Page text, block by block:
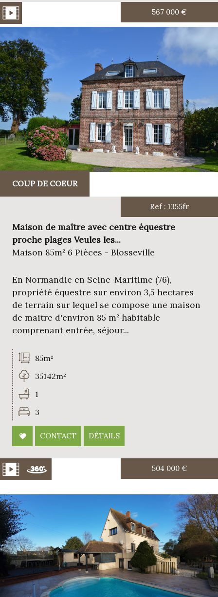
COUP DE COEUR
567 000 €
Ref : 1355fr
Maison de maître avec centre équestre
proche plages Veules les...
Maison 85m² 6 Pièces - Blosseville
En Normandie en Seine-Maritime (76),
propriété équestre sur environ 3,5 hectares
de terrain sur lequel se compose une maison
de maitre d'environ 85 m² habitable
comprenant entrée, séjour...
85m²
35142m²
1
3
CONTACT DÉTAILS
504 000 €